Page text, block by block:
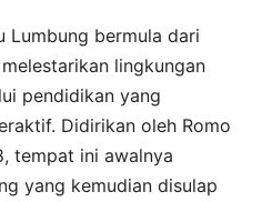
Lumbung bermula dari
lingkungan
pendidikan yang
Didirikan oleh Romo
tempat ini awalnya
yang kemudian disulap